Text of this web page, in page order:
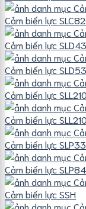
Cảm biến lực
Cảm biến lực
Cảm biến lực
Cảm biến lực
Cảm biến lực
Cảm biến lực
Cảm biến lực
Cảm biến lực SSH